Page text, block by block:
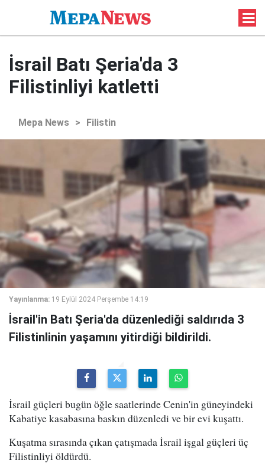
İsrail Batı Şeria'da 3
Filistinliyi katletti
Mepa News > Filistin
Yayınlanma: 19 Eylül 2024 Perşembe 14:19
İsrail'in Batı Şeria'da düzenlediği saldırıda 3
Filistinlinin yaşamını yitirdiği bildirildi.
İsrail güçleri bugün öğle saatlerinde Cenin'in güneyindeki
Kabatiye kasabasına baskın düzenledi ve bir evi kuşattı.
Kuşatma sırasında çıkan çatışmada İsrail işgal güçleri üç
Filistinliyi öldürdü.